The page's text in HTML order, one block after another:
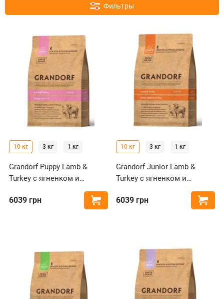
Фильтры
10 кг 3 кг 1 кг
Grandorf Puppy Lamb &
Turkey с ягненком и
индейкой для щенков
мелких и средних пород
6039 грн Купить
10 кг 3 кг 1 кг
Grandorf Junior Lamb &
Turkey с ягненком и
индейкой для щенков
средних и крупных пород
6039 грн